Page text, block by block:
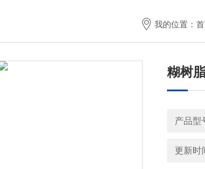
我的位置：
糊树
产品型
更新时